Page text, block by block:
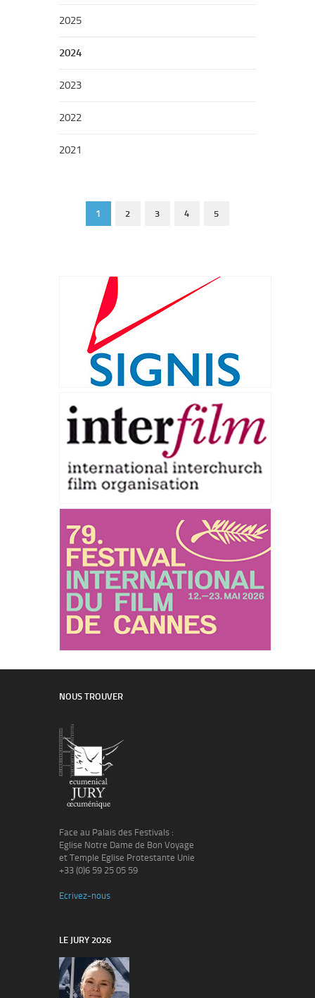
2025
2024
2023
2022
2021
1 2 3 4 5
NOUS TROUVER
Face au Palais des Festivals :
Eglise Notre Dame de Bon Voyage
et Temple Eglise Protestante Unie
+33 (0)6 59 25 05 59
Ecrivez-nous
LE JURY 2026